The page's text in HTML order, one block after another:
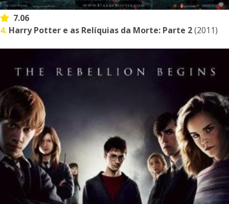
7.06
4. Harry Potter e as Relíquias da Morte: Parte 2(2011)